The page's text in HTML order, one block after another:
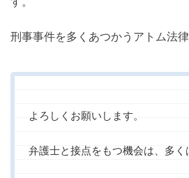
刑事事件を多くあつかうアトム法
よろしくお願いします。
弁護士と接点をもつ機会は、多く